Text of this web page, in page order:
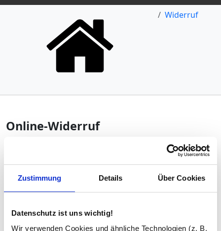
Zustimmung Details Über Cookies
Datenschutz ist uns wichtig!
Wir verwenden Cookies und ähnliche Technologien (z. B.
Widerruf
Online-Widerruf
Nutzen Sie dieses Formular, um Ihr gesetzliches
Widerrufsrecht auszuüben. Nach demBestätigen des
Widerrufserhalten Sie eine Eingangsbestätigung per E-
Hinweis: Individuell angefertigte Spiegel
(Maßanfertigungen, kundenspezifische